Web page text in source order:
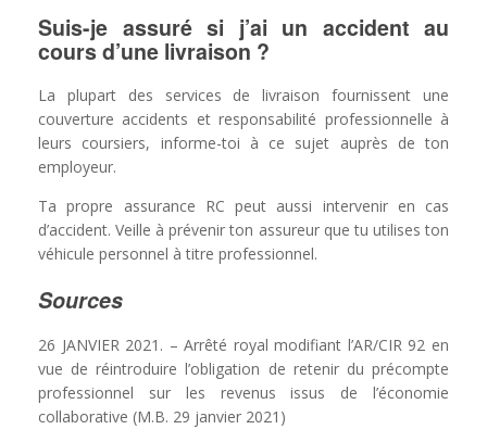
Suis-je assuré si j’ai un accident au
cours d’une livraison ?
La plupart des services de livraison fournissent une
couverture accidents et responsabilité professionnelle à
leurs coursiers, informe-toi à ce sujet auprès de ton
employeur.
Ta propre assurance RC peut aussi intervenir en cas
d’accident. Veille à prévenir ton assureur que tu utilises ton
véhicule personnel à titre professionnel.
Sources
26 JANVIER 2021. – Arrêté royal modifiant l’AR/CIR 92 en
vue de réintroduire l’obligation de retenir du précompte
professionnel sur les revenus issus de l’économie
collaborative (M.B. 29 janvier 2021)